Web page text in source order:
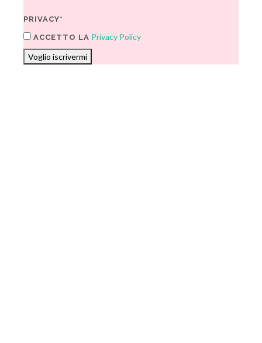
PRIVACY*
ACCETTO LA Privacy Policy
Voglio iscrivermi